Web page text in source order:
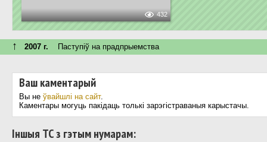
432
↑ 2007 г. Паступiў на прадпрыемства
Ваш каментарый
Вы не ўвайшлі на сайт.
Каментары могуць пакідаць толькі зарэгістраваныя карыстачы.
Іншыя ТС з гэтым нумарам: